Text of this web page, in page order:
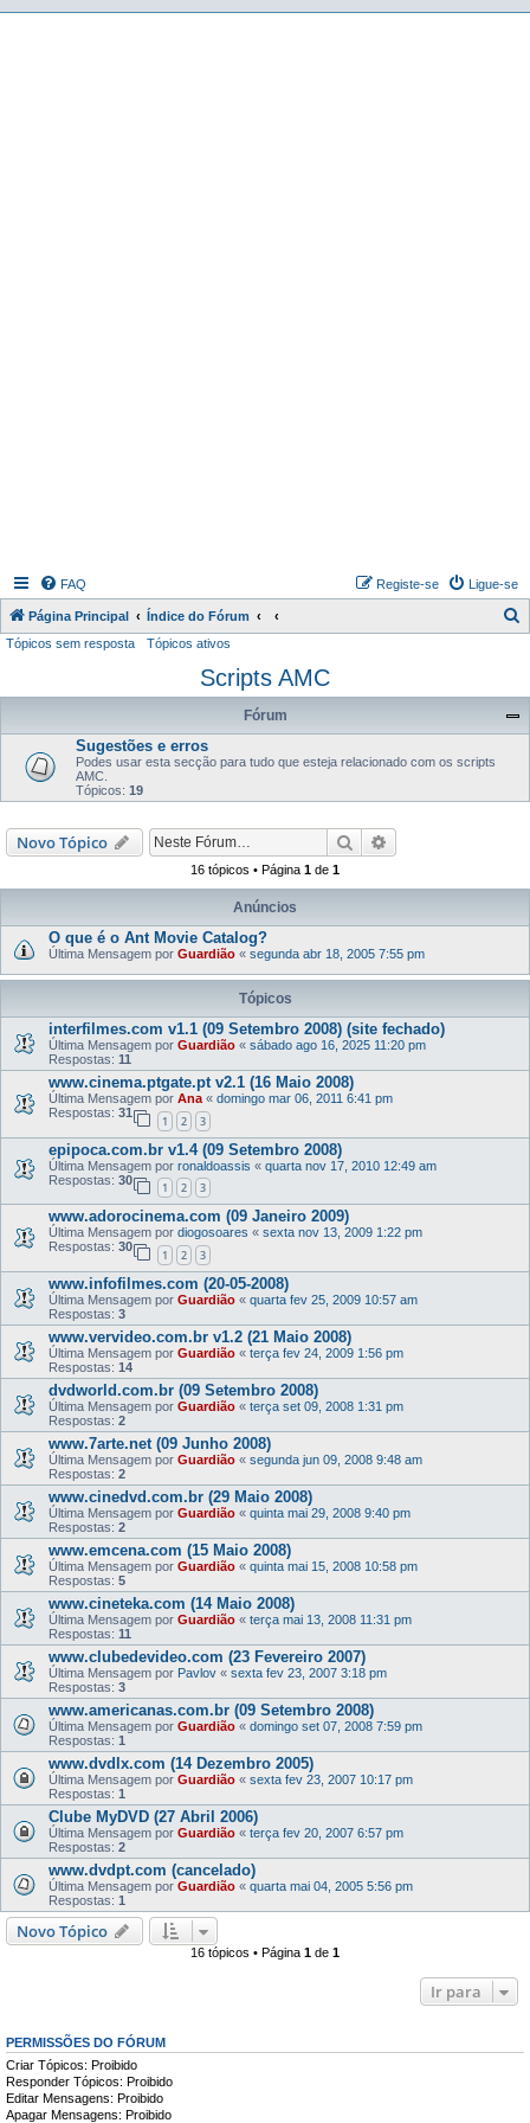
FAQ Ligue-se
Registe-se
Página Principal Índice do Fórum
q
Tópicos sem resposta Tópicos ativos
Scripts AMC
Fórum
Sugestões e erros
Podes usar esta secção para tudo que esteja relacionado com os scripts
AMC.
Tópicos: 19
Novo Tópico Pesquisar
16 tópicos • Página 1 de 1
Anúncios
O que é o Ant Movie Catalog?
Última Mensagem por Guardião « segunda abr 18, 2005 7:55 pm
Tópicos
interfilmes.com v1.1 (09 Setembro 2008) (site fechado)
Última Mensagem por Guardião « sábado ago 16, 2025 11:20 pm
Respostas: 11
www.cinema.ptgate.pt v2.1 (16 Maio 2008)
Última Mensagem por Ana « domingo mar 06, 2011 6:41 pm
Respostas: 31
1 2 3
epipoca.com.br v1.4 (09 Setembro 2008)
Última Mensagem por ronaldoassis « quarta nov 17, 2010 12:49 am
Respostas: 30
1 2 3
www.adorocinema.com (09 Janeiro 2009)
Última Mensagem por diogosoares « sexta nov 13, 2009 1:22 pm
Respostas: 30
1 2 3
www.infofilmes.com (20-05-2008)
Última Mensagem por Guardião « quarta fev 25, 2009 10:57 am
Respostas: 3
www.vervideo.com.br v1.2 (21 Maio 2008)
Última Mensagem por Guardião « terça fev 24, 2009 1:56 pm
Respostas: 14
dvdworld.com.br (09 Setembro 2008)
Última Mensagem por Guardião « terça set 09, 2008 1:31 pm
Respostas: 2
www.7arte.net (09 Junho 2008)
Última Mensagem por Guardião « segunda jun 09, 2008 9:48 am
Respostas: 2
www.cinedvd.com.br (29 Maio 2008)
Última Mensagem por Guardião « quinta mai 29, 2008 9:40 pm
Respostas: 2
www.emcena.com (15 Maio 2008)
Última Mensagem por Guardião « quinta mai 15, 2008 10:58 pm
Respostas: 5
www.cineteka.com (14 Maio 2008)
Última Mensagem por Guardião « terça mai 13, 2008 11:31 pm
Respostas: 11
www.clubedevideo.com (23 Fevereiro 2007)
Última Mensagem por Pavlov « sexta fev 23, 2007 3:18 pm
Respostas: 3
www.americanas.com.br (09 Setembro 2008)
Última Mensagem por Guardião « domingo set 07, 2008 7:59 pm
Respostas: 1
www.dvdlx.com (14 Dezembro 2005)
Última Mensagem por Guardião « sexta fev 23, 2007 10:17 pm
Respostas: 1
Clube MyDVD (27 Abril 2006)
Última Mensagem por Guardião « terça fev 20, 2007 6:57 pm
Respostas: 2
www.dvdpt.com (cancelado)
Última Mensagem por Guardião « quarta mai 04, 2005 5:56 pm
Respostas: 1
Novo Tópico
16 tópicos • Página 1 de 1
Ir para
PERMISSÕES DO FÓRUM
Criar Tópicos: Proibido
Responder Tópicos: Proibido
Editar Mensagens: Proibido
Apagar Mensagens: Proibido